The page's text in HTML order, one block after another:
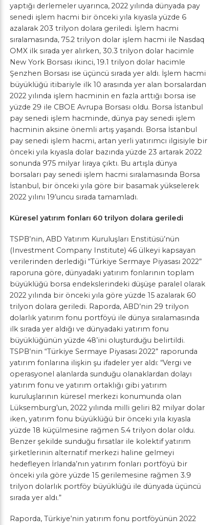
yaptığı derlemeler uyarınca, 2022 yılında dünyada pay
senedi işlem hacmi bir önceki yıla kıyasla yüzde 6
azalarak 203 trilyon dolara geriledi. İşlem hacmi
sıralamasında, 75.2 trilyon dolar işlem hacmi ile Nasdaq
OMX ilk sırada yer alırken, 30.3 trilyon dolar hacimle
New York Borsası ikinci, 19.1 trilyon dolar hacimle
Şenzhen Borsası ise üçüncü sırada yer aldı. İşlem hacmi
büyüklüğü itibariyle ilk 10 arasında yer alan borsalardan
2022 yılında işlem hacminin en fazla arttığı borsa ise
yüzde 29 ile CBOE Avrupa Borsası oldu. Borsa İstanbul
pay senedi işlem hacminde, dünya pay senedi işlem
hacminin aksine önemli artış yaşandı. Borsa İstanbul
pay senedi işlem hacmi, artan yerli yatırımcı ilgisiyle bir
önceki yıla kıyasla dolar bazında yüzde 23 artarak 2022
sonunda 975 milyar liraya çıktı. Bu artışla dünya
borsaları pay senedi işlem hacmi sıralamasında Borsa
İstanbul, bir önceki yıla göre bir basamak yükselerek
2022 yılını 19’uncu sırada tamamladı.
Küresel yatırım fonları 60 trilyon dolara geriledi
TSPB’nin, ABD Yatırım Kuruluşları Enstitüsü’nün
(Investment Company Institute) 46 ülkeyi kapsayan
verilerinden derlediği “Türkiye Sermaye Piyasası 2022”
raporuna göre, dünyadaki yatırım fonlarının toplam
büyüklüğü borsa endekslerindeki düşüşe paralel olarak
2022 yılında bir önceki yıla göre yüzde 15 azalarak 60
trilyon dolara geriledi. Raporda, ABD’nin 29 trilyon
dolarlık yatırım fonu portföyü ile dünya sıralamasında
ilk sırada yer aldığı ve dünyadaki yatırım fonu
büyüklüğünün yüzde 48’ini oluşturduğu belirtildi.
TSPB’nin “Türkiye Sermaye Piyasası 2022” raporunda
yatırım fonlarına ilişkin şu ifadeler yer aldı: “Vergi ve
operasyonel alanlarda sunduğu olanaklardan dolayı
yatırım fonu ve yatırım ortaklığı gibi yatırım
kuruluşlarının küresel merkezi konumunda olan
Lüksemburg’un, 2022 yılında milli geliri 82 milyar dolar
iken, yatırım fonu büyüklüğü bir önceki yıla kıyasla
yüzde 18 küçülmesine rağmen 5.4 trilyon dolar oldu.
Benzer şekilde sunduğu fırsatlar ile kolektif yatırım
şirketlerinin alternatif merkezi haline gelmeyi
hedefleyen İrlanda’nın yatırım fonları portföyü bir
önceki yıla göre yüzde 15 gerilemesine rağmen 3.9
trilyon dolarlık portföy büyüklüğü ile dünyada üçüncü
sırada yer aldı.”
Raporda, Türkiye’nin yatırım fonu portföyünün 2022